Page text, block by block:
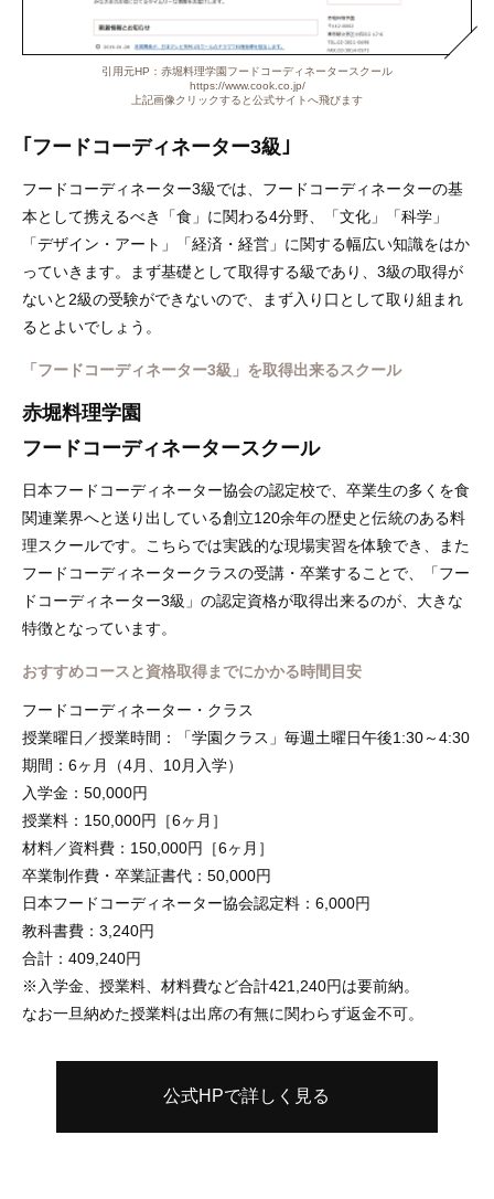
引用元HP：赤堀料理学園フードコーディネータースクール
https://www.cook.co.jp/
上記画像クリックすると公式サイトへ飛びます
｢フードコーディネーター3級｣
フードコーディネーター3級では、フードコーディネーターの基
本として携えるべき「食」に関わる4分野、「文化」「科学」
「デザイン・アート」「経済・経営」に関する幅広い知識をはか
っていきます。まず基礎として取得する級であり、3級の取得が
ないと2級の受験ができないので、まず入り口として取り組まれ
るとよいでしょう。
「フードコーディネーター3級」を取得出来るスクール
赤堀料理学園
フードコーディネータースクール
日本フードコーディネーター協会の認定校で、卒業生の多くを食
関連業界へと送り出している創立120余年の歴史と伝統のある料
理スクールです。こちらでは実践的な現場実習を体験でき、また
フードコーディネータークラスの受講・卒業することで、「フー
ドコーディネーター3級」の認定資格が取得出来るのが、大きな
特徴となっています。
おすすめコースと資格取得までにかかる時間目安
フードコーディネーター・クラス
授業曜日／授業時間：「学園クラス」毎週土曜日午後1:30～4:30
期間：6ヶ月（4月、10月入学）
入学金：50,000円
授業料：150,000円［6ヶ月］
材料／資料費：150,000円［6ヶ月］
卒業制作費・卒業証書代：50,000円
日本フードコーディネーター協会認定料：6,000円
教科書費：3,240円
合計：409,240円
※入学金、授業料、材料費など合計421,240円は要前納。
なお一旦納めた授業料は出席の有無に関わらず返金不可。
公式HPで詳しく見る